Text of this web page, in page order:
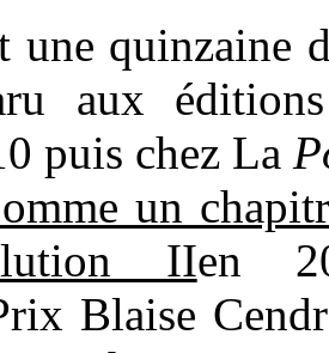
une quinzaine
aux
puis chez La
un
IIen
Blaise